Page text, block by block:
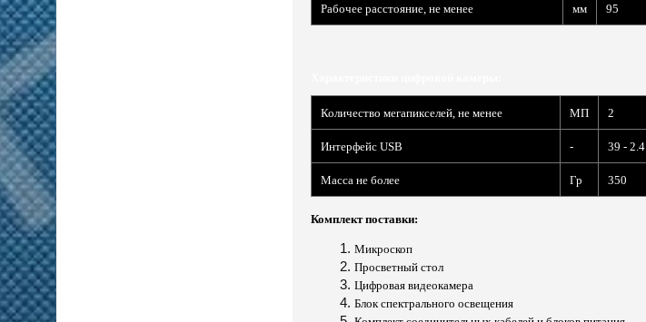
Рабочее расстояние, не менее мм 95
Количество мегапикселей, не менее МП 2
Интерфейс USB - 39 - 2.4
Масса не более Гр 350
Комплект поставки:
Микроскоп
Просветный стол
Цифровая видеокамера
Блок спектрального освещения